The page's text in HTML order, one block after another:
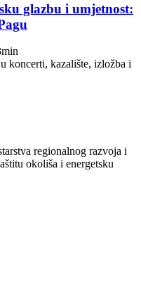
glazbu i umjetnost:
koncerti, kazalište, izložba i
regionalnog razvoja i
okoliša i energetsku